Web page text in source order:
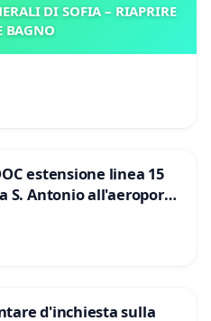
DI SOFIA – RIAPRIRE
BAGNO
estensione linea 15
S. Antonio all'aeroporto
d'inchiesta sulla